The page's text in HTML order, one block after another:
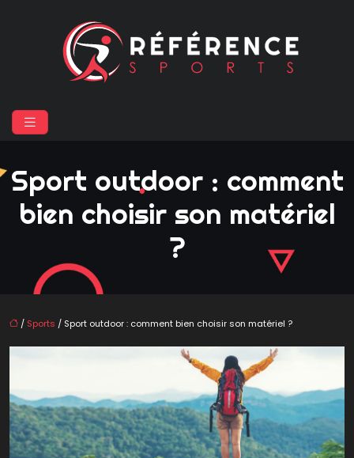
Sport outdoor : comment
bien choisir son matériel
?
/ Sports / Sport outdoor : comment bien choisir son matériel ?